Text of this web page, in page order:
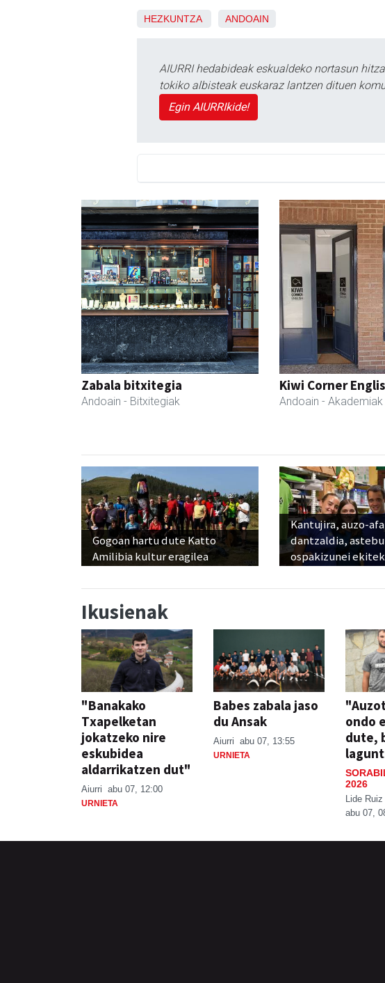
HEZKUNTZA ANDOAIN
AIURRI hedabideak eskualdeko nortasun
tokiko albisteak euskaraz lantzen dituen
Egin AIURRIkide!
Zabala bitxitegia
Andoain - Bitxitegiak
Kiwi Corner
Andoain - Akademiak
Gogoan hartu dute Katto
Amilibia kultur eragilea
Kantujira, auzo-
dantzaldia,
ospakizunei
Ikusienak
"Banakako
Txapelketan
jokatzeko nire
eskubidea
aldarrikatzen dut"
Aiurri abu 07, 12:00
URNIETA
Babes zabala jaso
du Ansak
Aiurri abu 07, 13:55
URNIETA
ondo
dute,
2026
Lide
abu 07,